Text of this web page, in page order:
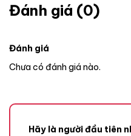
Đánh giá (0)
Đánh giá
Chưa có đánh giá nào.
Hãy là người đầu tiên